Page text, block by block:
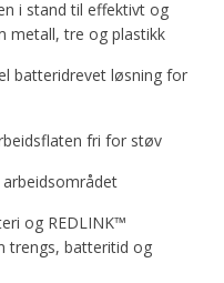
i stand til effektivt og
metall, tre og plastikk
batteridrevet løsning for
fri for støv
og REDLINK™
trengs, batteritid og